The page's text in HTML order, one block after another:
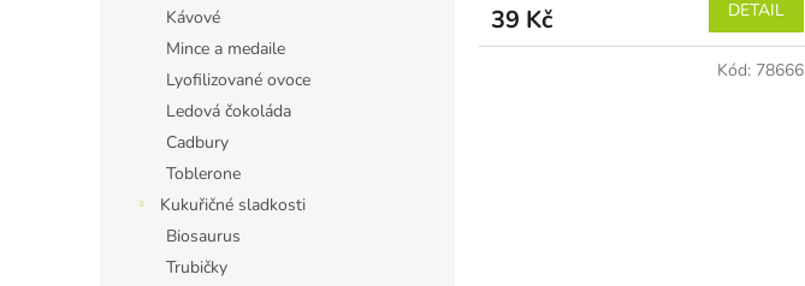
Kávové
Mince a medaile
Lyofilizované ovoce
Ledová čokoláda
Cadbury
Toblerone
Kukuřičné sladkosti
Biosaurus
Trubičky
39 Kč DETAIL
Kód: 78666